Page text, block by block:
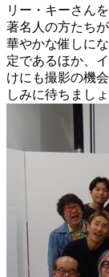
リー・キーさん
著名人の方たち
華やかな催しに
定であるほか、
けにも撮影の機
しみに待ちまし